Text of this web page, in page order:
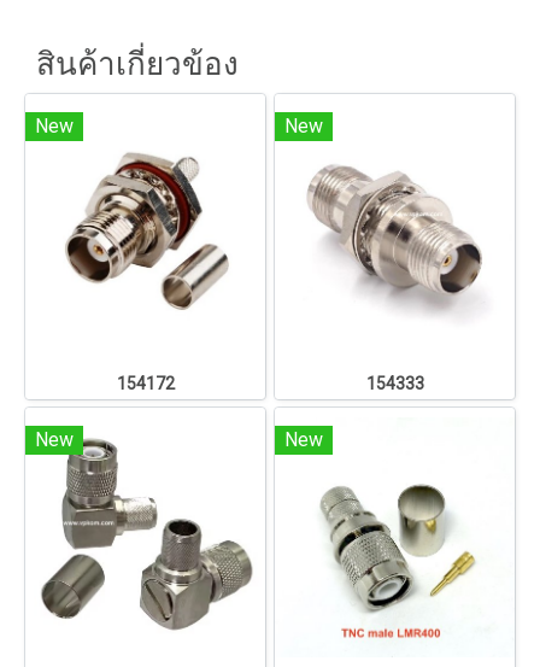
สินค้าเกี่ยวข้อง
New
154172
New
154333
New New